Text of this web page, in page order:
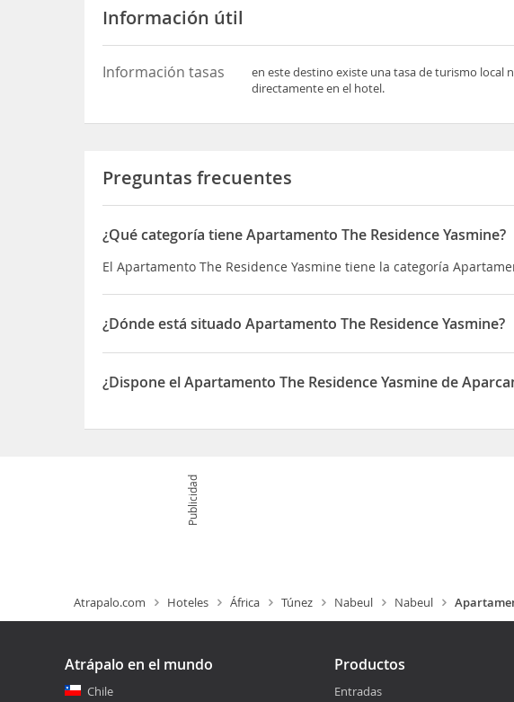
Información útil
Información tasas
en este destino existe una tasa de turismo local
directamente en el hotel.
Preguntas frecuentes
¿Qué categoría tiene Apartamento The Residence Yasmine?
El Apartamento The Residence Yasmine tiene la categoría
¿Dónde está situado Apartamento The Residence Yasmine?
El Apartamento The Residence Yasmine está situado en Cité EL
¿Dispone el Apartamento The Residence Yasmine de
Publicidad
Atrapalo.com Hoteles África Túnez Nabeul Nabeul
Atrápalo en el mundo
Chile
Productos
Entradas